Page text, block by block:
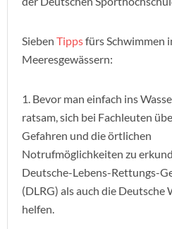
Sieben Tippsfürs Schwimmen
Meeresgewässern:
1. Bevor man einfach ins
ratsam, sich bei Fachleuten
Gefahren und die örtlichen
Notrufmöglichkeiten zu
Deutsche-Lebens-Rettungs-
(DLRG) als auch die Deutsche
helfen.